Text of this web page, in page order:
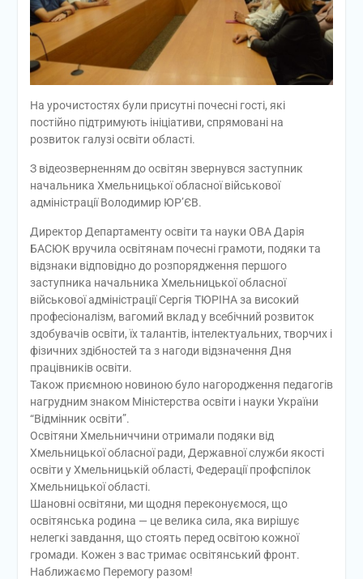
На урочистостях були присутні почесні гості, які
постійно підтримують ініціативи, спрямовані на
розвиток галузі освіти області.
З відеозверненням до освітян звернувся заступник
начальника Хмельницької обласної військової
адміністрації Володимир ЮР’ЄВ.
Директор Департаменту освіти та науки ОВА Дарія
БАСЮК вручила освітянам почесні грамоти, подяки та
відзнаки відповідно до розпорядження першого
заступника начальника Хмельницької обласної
військової адміністрації Сергія ТЮРІНА за високий
професіоналізм, вагомий вклад у всебічний розвиток
здобувачів освіти, їх талантів, інтелектуальних, творчих і
фізичних здібностей та з нагоди відзначення Дня
працівників освіти.
Також приємною новиною було нагородження педагогів
нагрудним знаком Міністерства освіти і науки України
“Відмінник освіти”.
Освітяни Хмельниччини отримали подяки від
Хмельницької обласної ради, Державної служби якості
освіти у Хмельницькій області, Федерації профспілок
Хмельницької області.
Шановні освітяни, ми щодня переконуємося, що
освітянська родина — це велика сила, яка вирішує
нелегкі завдання, що стоять перед освітою кожної
громади. Кожен з вас тримає освітянський фронт.
Наближаємо Перемогу разом!